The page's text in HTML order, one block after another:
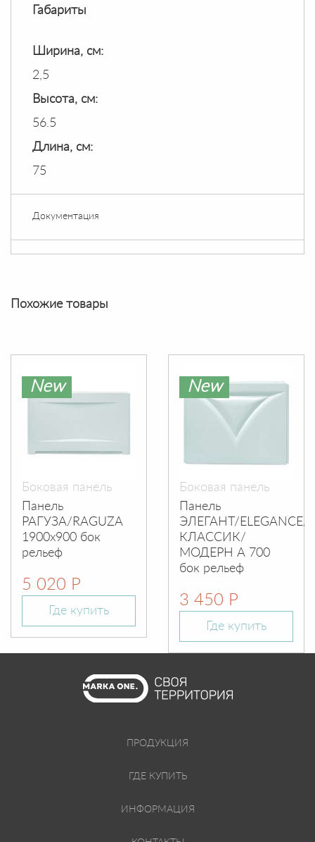
Габариты
Ширина, см:
2,5
Высота, см:
56.5
Длина, см:
75
Документация
Похожие товары
New
Боковая панель
Панель
РАГУЗА/RAGUZA
1900х900 бок
рельеф
5 020 Р
Где купить
New
Боковая панель
Панель
ЭЛЕГАНТ/ELEGANCE/
КЛАССИК/
МОДЕРН А 700
бок рельеф
3 450 Р
Где купить
ПРОДУКЦИЯ
ГДЕ КУПИТЬ
ИНФОРМАЦИЯ